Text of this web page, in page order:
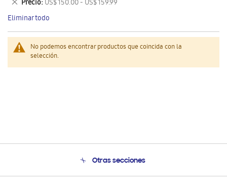
No podemos encontrar productos que coincida con la
selección.
artículo
Precio US$ 150.00 - US$ 159.99
Eliminar
este
artículo
Eliminar todo
Otras secciones